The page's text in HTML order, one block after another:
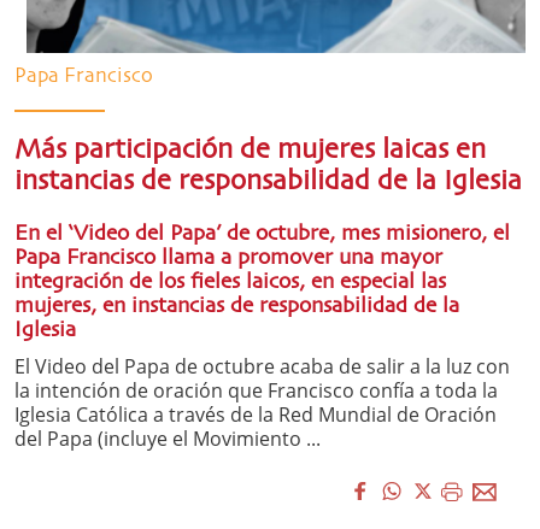
Papa Francisco
Más participación de mujeres laicas en
instancias de responsabilidad de la Iglesia
En el ‘Video del Papa’ de octubre, mes misionero, el
Papa Francisco llama a promover una mayor
integración de los fieles laicos, en especial las
mujeres, en instancias de responsabilidad de la
Iglesia
El Video del Papa de octubre acaba de salir a la luz con
la intención de oración que Francisco confía a toda la
Iglesia Católica a través de la Red Mundial de Oración
del Papa (incluye el Movimiento ...